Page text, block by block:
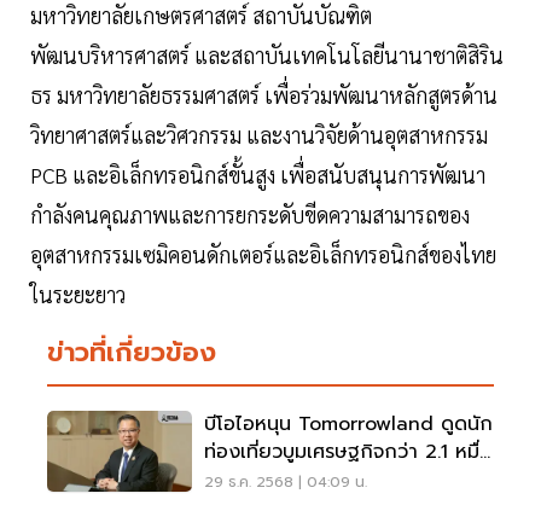
มหาวิทยาลัยเกษตรศาสตร์ สถาบันบัณฑิต
พัฒนบริหารศาสตร์ และสถาบันเทคโนโลยีนานาชาติสิริน
ธร มหาวิทยาลัยธรรมศาสตร์ เพื่อร่วมพัฒนาหลักสูตรด้าน
วิทยาศาสตร์และวิศวกรรม และงานวิจัยด้านอุตสาหกรรม
PCB และอิเล็กทรอนิกส์ขั้นสูง เพื่อสนับสนุนการพัฒนา
กำลังคนคุณภาพและการยกระดับขีดความสามารถของ
อุตสาหกรรมเซมิคอนดักเตอร์และอิเล็กทรอนิกส์ของไทย
ในระยะยาว
ข่าวที่เกี่ยวข้อง
บีโอไอหนุน Tomorrowland ดูดนัก
ท่องเที่ยวบูมเศรษฐกิจกว่า 2.1 หมื่น
ล้าน
29 ธ.ค. 2568 | 04:09 น.